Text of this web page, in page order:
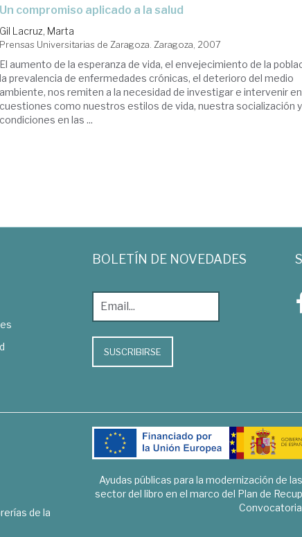
un compromiso aplicado a la salud
Gil Lacruz, Marta
Prensas Universitarias de Zaragoza. Zaragoza, 2007
El aumento de la esperanza de vida, el envejecimiento de la
la prevalencia de enfermedades crónicas, el deterioro del medio
ambiente, nos remiten a la necesidad de investigar e intervenir en
cuestiones como nuestros estilos de vida, nuestra socialización
condiciones en las ...
BOLETÍN DE NOVEDADES
SUSCRIBIRSE
de la
Ayudas públicas para la modernización de
sector del libro en el marco del Plan de